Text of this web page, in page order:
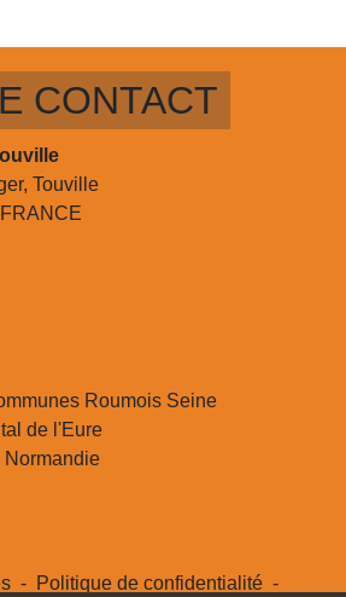
CONTACT
Touville
Roumois Seine
de l'Eure
- Politique de confidentialité -